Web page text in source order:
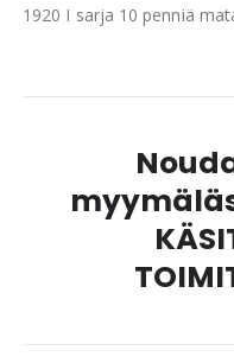
1920 I sarja 10 penniä